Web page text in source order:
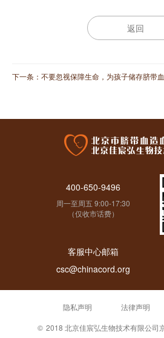
返回
下一条： 不要忽视保障生命，为孩子储存脐带
400-650-9496
周一至周五 9:00-17:30
（仅收市话费）
客服中心邮箱
csc@chinacord.org
隐私声明 法律声明
© 2018 北京佳宸弘生物技术有限公司